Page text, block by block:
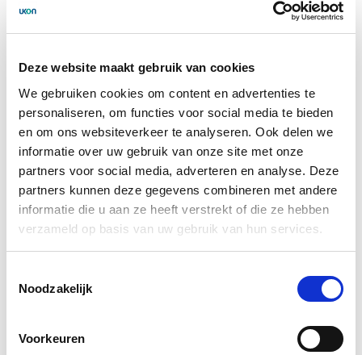
Deze website maakt gebruik van cookies
We gebruiken cookies om content en advertenties te
personaliseren, om functies voor social media te bieden
en om ons websiteverkeer te analyseren. Ook delen we
informatie over uw gebruik van onze site met onze
partners voor social media, adverteren en analyse. Deze
partners kunnen deze gegevens combineren met andere
informatie die u aan ze heeft verstrekt of die ze hebben
verzameld op basis van uw gebruik van hun services.
Noodzakelijk
Voorkeuren
sep.
10
sep. V&V
Actueel
17-07-2026
UKON goed vertegenwoordigd op het IAGG
congress en het IPA International Congress
professionals vanuit de hele wereld samen tijdens twee
Congress of Gerontology and Geriatrics in Amsterdam